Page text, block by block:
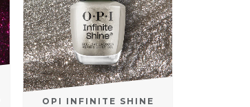
OPI INFINITE SHINE